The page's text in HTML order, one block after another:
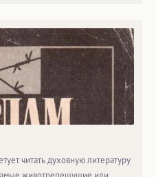
читать духовную литературу